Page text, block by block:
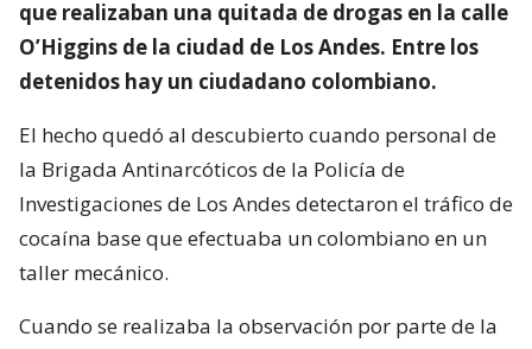
que realizaban una quitada de drogas en la calle
O’Higgins de la ciudad de Los Andes. Entre los
detenidos hay un ciudadano colombiano.
El hecho quedó al descubierto cuando personal de
la Brigada Antinarcóticos de la Policía de
Investigaciones de Los Andes detectaron el tráfico de
cocaína base que efectuaba un colombiano en un
taller mecánico.
Cuando se realizaba la observación por parte de la